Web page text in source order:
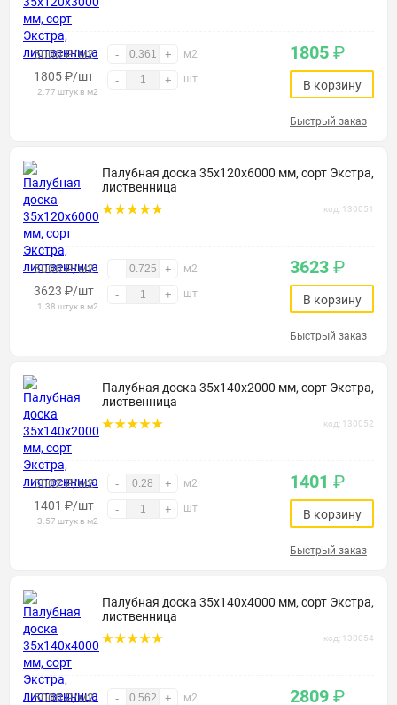
5000 ₽/м2 - + м2
1805₽/шт
2.77 штук в м2
- + шт
1805 ₽
В корзину
Быстрый заказ
Палубная доска 35х120х6000 мм, сорт Экстра,
лиственница
код: 130051
5000 ₽/м2 - + м2
3623 ₽/шт
1.38 штук в м2
- + шт
3623 ₽
В корзину
Быстрый заказ
Палубная доска 35х140х2000 мм, сорт Экстра,
лиственница
код: 130052
5002 ₽/м2 - + м2
1401 ₽/шт
3.57 штук в м2
- + шт
1401 ₽
В корзину
Быстрый заказ
Палубная доска 35х140х4000 мм, сорт Экстра,
лиственница
код: 130054
5000 ₽/м2 - + м2 2809 ₽